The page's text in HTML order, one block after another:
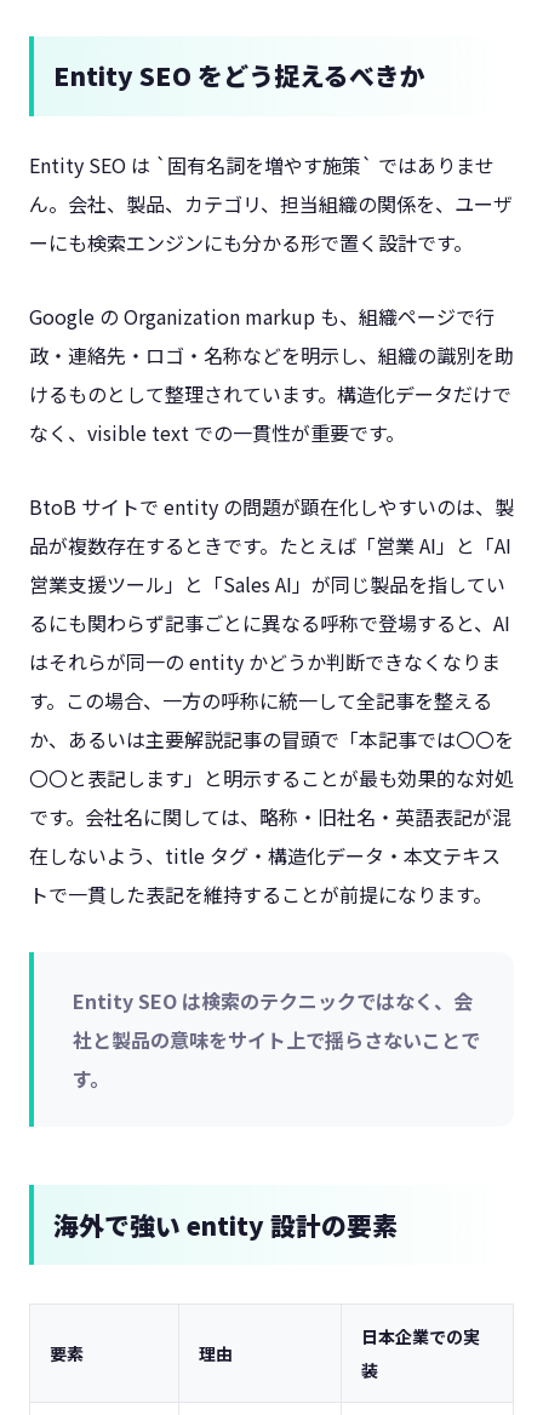
Entity SEO をどう捉えるべきか
Entity SEO は `固有名詞を増やす施策` ではありませ
ん。会社、製品、カテゴリ、担当組織の関係を、ユーザ
ーにも検索エンジンにも分かる形で置く設計です。
Google の Organization markup も、組織ページで行
政・連絡先・ロゴ・名称などを明示し、組織の識別を助
けるものとして整理されています。構造化データだけで
なく、visible text での一貫性が重要です。
BtoB サイトで entity の問題が顕在化しやすいのは、製
品が複数存在するときです。たとえば「営業 AI」と「AI
営業支援ツール」と「Sales AI」が同じ製品を指してい
るにも関わらず記事ごとに異なる呼称で登場すると、AI
はそれらが同一の entity かどうか判断できなくなりま
す。この場合、一方の呼称に統一して全記事を整える
か、あるいは主要解説記事の冒頭で「本記事では〇〇を
〇〇と表記します」と明示することが最も効果的な対処
です。会社名に関しては、略称・旧社名・英語表記が混
在しないよう、title タグ・構造化データ・本文テキス
トで一貫した表記を維持することが前提になります。
Entity SEO は検索のテクニックではなく、会
社と製品の意味をサイト上で揺らさないことで
す。
海外で強い entity 設計の要素
要素 理由
日本企業での実
装